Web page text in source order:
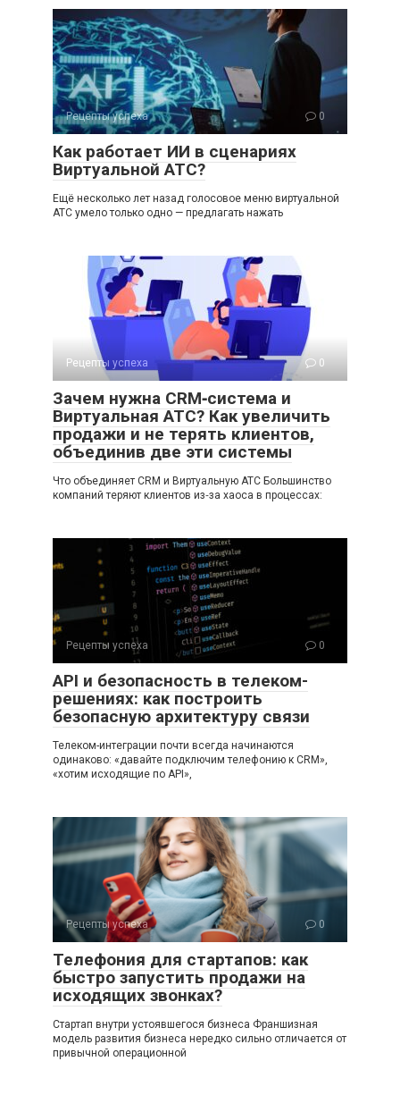
Рецепты успеха 0
Как работает ИИ в сценариях
Виртуальной АТС?
Ещё несколько лет назад голосовое меню виртуальной
АТС умело только одно — предлагать нажать
Рецепты успеха 0
Зачем нужна CRM‑система и
Виртуальная АТС? Как увеличить
продажи и не терять клиентов,
объединив две эти системы
Что объединяет CRM и Виртуальную АТС Большинство
компаний теряют клиентов из‑за хаоса в процессах:
Рецепты успеха 0
API и безопасность в телеком-
решениях: как построить
безопасную архитектуру связи
Телеком-интеграции почти всегда начинаются
одинаково: «давайте подключим телефонию к CRM»,
«хотим исходящие по API»,
Рецепты успеха 0
Телефония для стартапов: как
быстро запустить продажи на
исходящих звонках?
Стартап внутри устоявшегося бизнеса Франшизная
модель развития бизнеса нередко сильно отличается от
привычной операционной